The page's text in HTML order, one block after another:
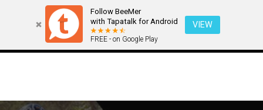
Follow BeeMer
with Tapatalk for Android
FREE - on Google Play
VIEW